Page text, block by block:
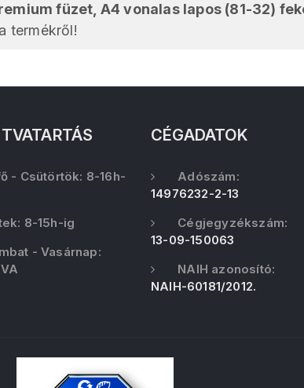
füzet, A4 vonalas lapos (81-32)
termékről!
- Csütörtök: 8-16h-
8-15h-ig
- Vasárnap:
CÉGADATOK
Adószám:
14976232-2-13
Cégjegyzékszám:
13-09-150063
NAIH azonosító:
NAIH-60181/2012.